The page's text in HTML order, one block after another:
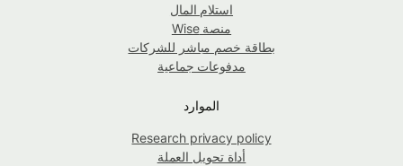
استلام المال
منصة Wise
بطاقة خصم مباشر للشركات
مدفوعات جماعية
الموارد
Research privacy policy
أداة تحويل العملة